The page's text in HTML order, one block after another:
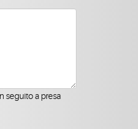
seguito a presa